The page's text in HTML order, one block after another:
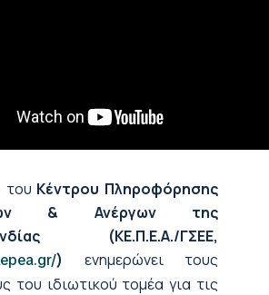
του Κέντρου Πληροφόρησης
& Ανέργων της
(ΚΕ.Π.Ε.Α./ΓΣΕΕ,
) ενημερώνει τους
του ιδιωτικού τομέα για τις